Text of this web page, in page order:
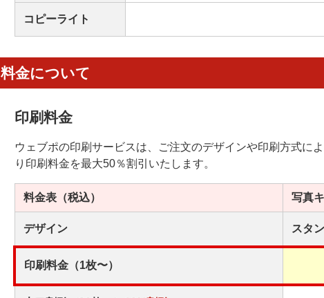
コピーライト
料金について
印刷料金
ウェブポの印刷サービスは、ご注文のデザインや印刷方式に
り印刷料金を最大50％割引いたします。
料金表 （税込） 写真
デザイン スタ
印刷料金（1枚〜）